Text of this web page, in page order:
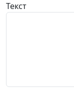
Текст